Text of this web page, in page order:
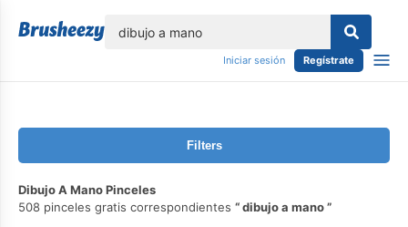
Iniciar sesión Regístrate
Filters
Dibujo A Mano Pinceles
508 pinceles gratis correspondientes
dibujo a mano